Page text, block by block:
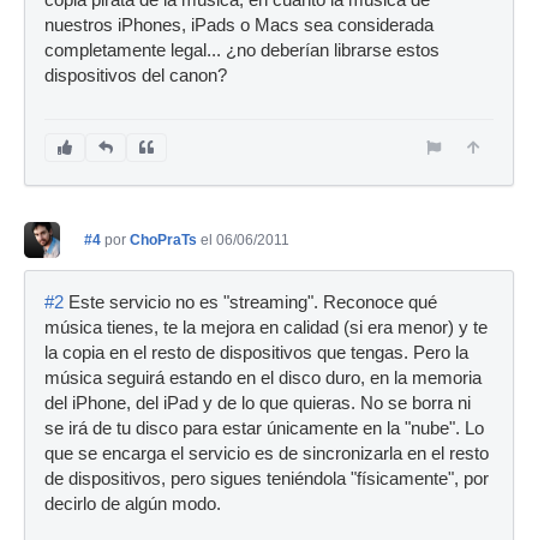
nuestros iPhones, iPads o Macs sea considerada
completamente legal... ¿no deberían librarse estos
dispositivos del canon?
#4 por ChoPraTs el 06/06/2011
#2 Este servicio no es "streaming". Reconoce qué
música tienes, te la mejora en calidad (si era menor) y te
la copia en el resto de dispositivos que tengas. Pero la
música seguirá estando en el disco duro, en la memoria
del iPhone, del iPad y de lo que quieras. No se borra ni
se irá de tu disco para estar únicamente en la "nube". Lo
que se encarga el servicio es de sincronizarla en el resto
de dispositivos, pero sigues teniéndola "físicamente", por
decirlo de algún modo.